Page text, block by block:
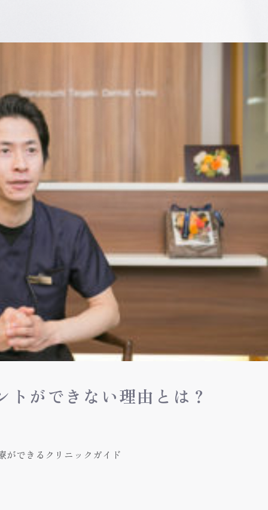
ができない理由とは？
ができるクリニックガイド